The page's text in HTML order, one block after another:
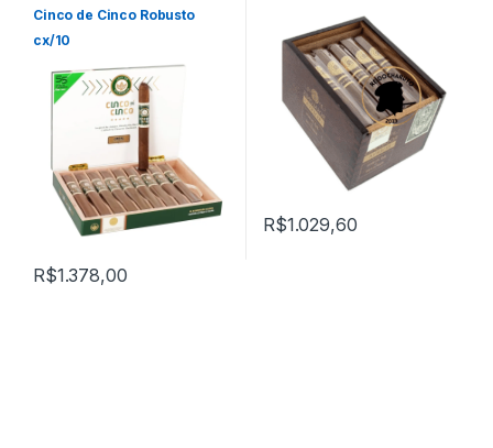
Cinco de Cinco Robusto
cx/10
R$1.378,00
R$1.029,60